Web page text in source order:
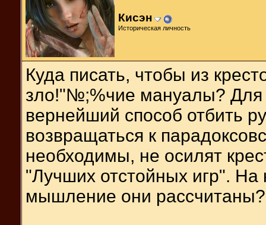
Кисэн
Историческая личность
Куда писать, чтобы из
зло!"№;%чие мануалы? Для
вернейший способ отбить
возвращаться к
необходимы, не осилят
"Лучших отстойных игр".
мышление они рассчитаны?